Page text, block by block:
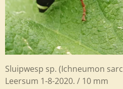
Sluipwesp sp. (Ichneumon
Leersum 1-8-2020. / 10 mm